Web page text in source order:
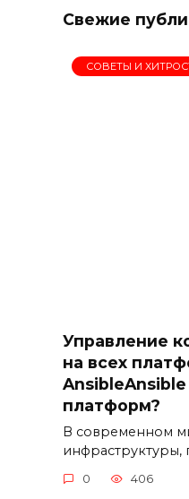
Свежие
СОВЕТЫ И
Управление
на всех
платформ?
В современном
инфраструктуры,
0 406